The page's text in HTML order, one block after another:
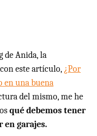
de Anida, la
este artículo, ¿Por
en una buena
del mismo, me he
qué debemos tener
en garajes.